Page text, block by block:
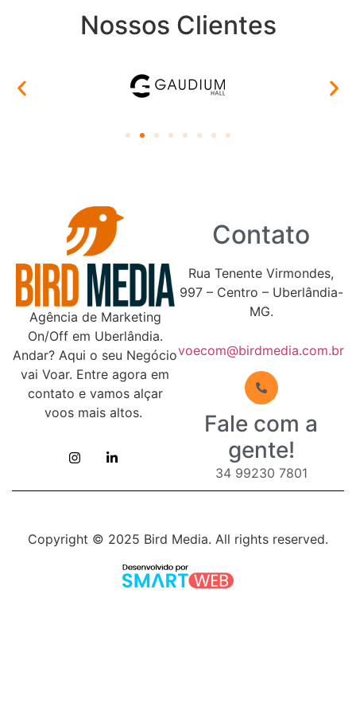
Nossos Clientes
Agência de Marketing
On/Off em Uberlândia.
Andar? Aqui o seu Negócio
vai Voar. Entre agora em
contato e vamos alçar
voos mais altos.
Contato
Rua Tenente Virmondes,
997 – Centro – Uberlândia-
MG.
voecom@birdmedia.com.br
Fale com a
gente!
34 99230 7801
Copyright © 2025 Bird Media. All rights reserved.